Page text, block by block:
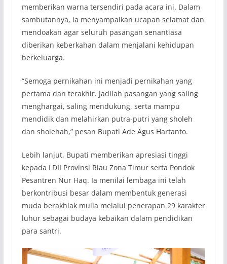
memberikan warna tersendiri pada acara ini. Dalam
sambutannya, ia menyampaikan ucapan selamat dan
mendoakan agar seluruh pasangan senantiasa
diberikan keberkahan dalam menjalani kehidupan
berkeluarga.
“Semoga pernikahan ini menjadi pernikahan yang
pertama dan terakhir. Jadilah pasangan yang saling
menghargai, saling mendukung, serta mampu
mendidik dan melahirkan putra-putri yang sholeh
dan sholehah,” pesan Bupati Ade Agus Hartanto.
Lebih lanjut, Bupati memberikan apresiasi tinggi
kepada LDII Provinsi Riau Zona Timur serta Pondok
Pesantren Nur Haq. Ia menilai lembaga ini telah
berkontribusi besar dalam membentuk generasi
muda berakhlak mulia melalui penerapan 29 karakter
luhur sebagai budaya kebaikan dalam pendidikan
para santri.